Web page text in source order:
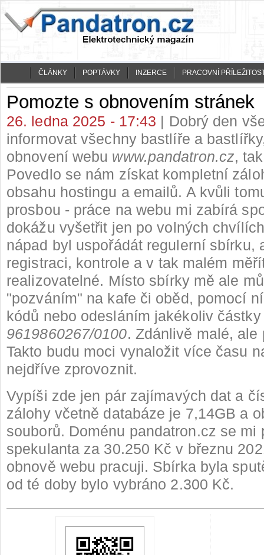
ČLÁNKY POPTÁVKY INZERCE PRACOVNÍ
Pomozte s obnovením stránek
26. ledna 2025 - 17:43 | Dobrý den
informovat všechny bastlíře a
obnovení webu www.pandatron.cz,
Povedlo se nám získat kompletní
obsahu hostingu a emailů. A kvůli
prosbou - práce na webu mi zabírá
dokážu vyšetřit jen po volných
nápad byl uspořádát regulerní sbírku,
registraci, kontrole a v tak malém
realizovatelné. Místo sbírky mě ale
"pozváním" na kafe či oběd, pomocí
kódů nebo odesláním jakékoliv
9619860267/0100. Zdánlivě malé,
Takto budu moci vynaložit více času
nejdříve zprovoznit.
Vypíši zde jen pár zajímavých dat a
zálohy včetně databáze je 7,14GB a
souborů. Doménu pandatron.cz se mi
spekulanta za 30.250 Kč v březnu
obnově webu pracuji. Sbírka byla
od té doby bylo vybráno 2.300 Kč.